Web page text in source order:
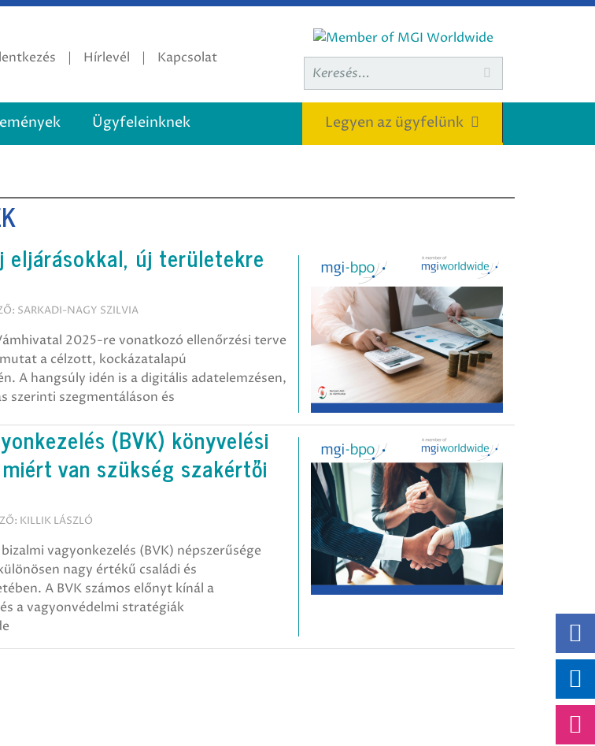
Hírlevél Kapcsolat
Keresett

Ügyfeleinknek Legyen az ügyfelünk
eljárásokkal, új területekre
SARKADI-NAGY SZILVIA
2025-re vonatkozó ellenőrzési terve
a célzott, kockázatalapú
A hangsúly idén is a digitális adatelemzésen,
szerinti szegmentáláson és
(BVK) könyvelési
van szükség szakértői
KILLIK LÁSZLÓ
vagyonkezelés (BVK) népszerűsége
nagy értékű családi és
A BVK számos előnyt kínál a
a vagyonvédelmi stratégiák